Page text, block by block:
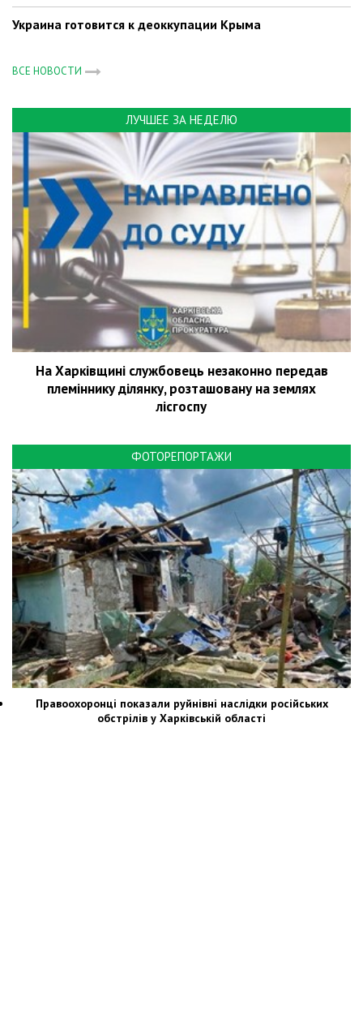
Украина готовится к деоккупации Крыма
ВСЕ НОВОСТИ
ЛУЧШЕЕ ЗА НЕДЕЛЮ
На Харківщині службовець незаконно передав
племіннику ділянку, розташовану на землях
лісгоспу
ФОТОРЕПОРТАЖИ
Правоохоронці показали руйнівні наслідки російських
обстрілів у Харківській області